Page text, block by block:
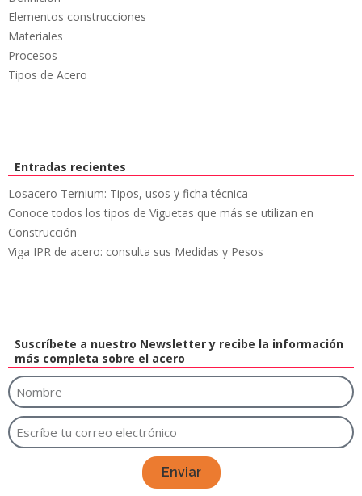
Elementos construcciones
Materiales
Procesos
Tipos de Acero
Entradas recientes
Losacero Ternium: Tipos, usos y ficha técnica
Conoce todos los tipos de Viguetas que más se utilizan en
Construcción
Viga IPR de acero: consulta sus Medidas y Pesos
Suscríbete a nuestro Newsletter y recibe la información
más completa sobre el acero
Enviar